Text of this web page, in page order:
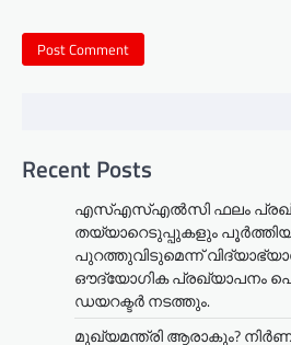
Recent Posts
എസ്എസ്എൽസി ഫലം
തയ്യാറെടുപ്പുകളും
പുറത്തുവിടുമെന്ന്
ഔദ്യോഗിക പ്രഖ്യാപനം
ഡയറക്ടർ നടത്തും.
മുഖ്യമന്ത്രി ആരാകും?